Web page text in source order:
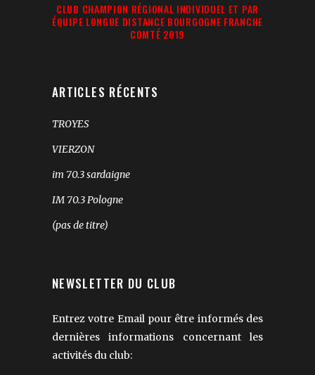
CLUB CHAMPION RÉGIONAL INDIVIDUEL ET PAR
ÉQUIPE LONGUE DISTANCE BOURGOGNE FRANCHE
COMTÉ 2019
ARTICLES RÉCENTS
TROYES
VIERZON
im 70.3 sardaigne
IM 70.3 Pologne
(pas de titre)
NEWSLETTER DU CLUB
Entrez votre Email pour être informés des
dernières informations concernant les
activités du club: